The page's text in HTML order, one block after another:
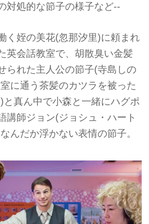
対処的な節子の様子など--
く姪の美花(忽那汐里)に頼まれ
英会話教室で、胡散臭い金髪
られた主人公の節子(寺島しの
に通う茶髪のカツラを被った
と真ん中で小森と一緒にハグポ
講師ジョン(ジョシュ・ハート
んだか浮かない表情の節子。